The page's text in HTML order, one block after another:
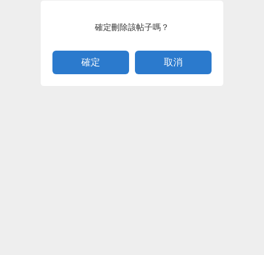
確定刪除該帖子嗎？
取消